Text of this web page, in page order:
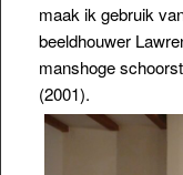
maak ik gebruik
beeldhouwer
manshoge
(2001).